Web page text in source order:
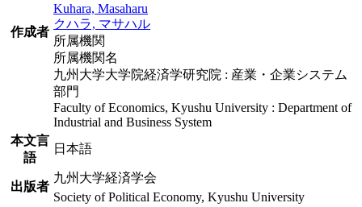
作成者
Kuhara, Masaharu
クハラ, マサハル
所属機関
所属機関名
九州大学大学院経済学研究院 : 産業・企業システム
部門
Faculty of Economics, Kyushu University : Department of
Industrial and Business System
本文言
語
日本語
出版者
九州大学経済学会
Society of Political Economy, Kyushu University